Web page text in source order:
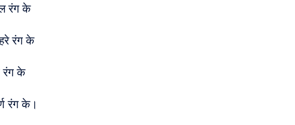
रंग के
रंग के
के
रंग के।